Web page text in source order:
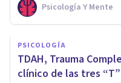
Psicología Y Mente
PSICOLOGÍA
TDAH, Trauma
clínico de las tres “T”